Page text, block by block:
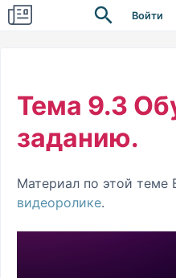
Войти
Тема 9.3
заданию.
Материал по этой
видеоролике.